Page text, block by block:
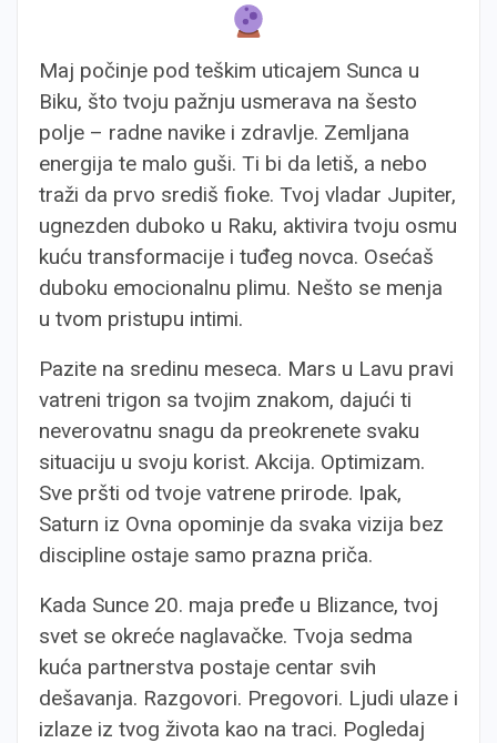
Maj počinje pod teškim uticajem Sunca u
Biku, što tvoju pažnju usmerava na šesto
polje – radne navike i zdravlje. Zemljana
energija te malo guši. Ti bi da letiš, a nebo
traži da prvo središ fioke. Tvoj vladar Jupiter,
ugnezden duboko u Raku, aktivira tvoju osmu
kuću transformacije i tuđeg novca. Osećaš
duboku emocionalnu plimu. Nešto se menja
u tvom pristupu intimi.
Pazite na sredinu meseca. Mars u Lavu pravi
vatreni trigon sa tvojim znakom, dajući ti
neverovatnu snagu da preokrenete svaku
situaciju u svoju korist. Akcija. Optimizam.
Sve pršti od tvoje vatrene prirode. Ipak,
Saturn iz Ovna opominje da svaka vizija bez
discipline ostaje samo prazna priča.
Kada Sunce 20. maja pređe u Blizance, tvoj
svet se okreće naglavačke. Tvoja sedma
kuća partnerstva postaje centar svih
dešavanja. Razgovori. Pregovori. Ljudi ulaze i
izlaze iz tvog života kao na traci. Pogledaj